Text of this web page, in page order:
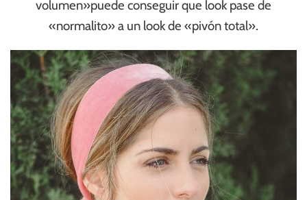
volumen»puede conseguir que look pase de
«normalito» a un look de «pivón total».